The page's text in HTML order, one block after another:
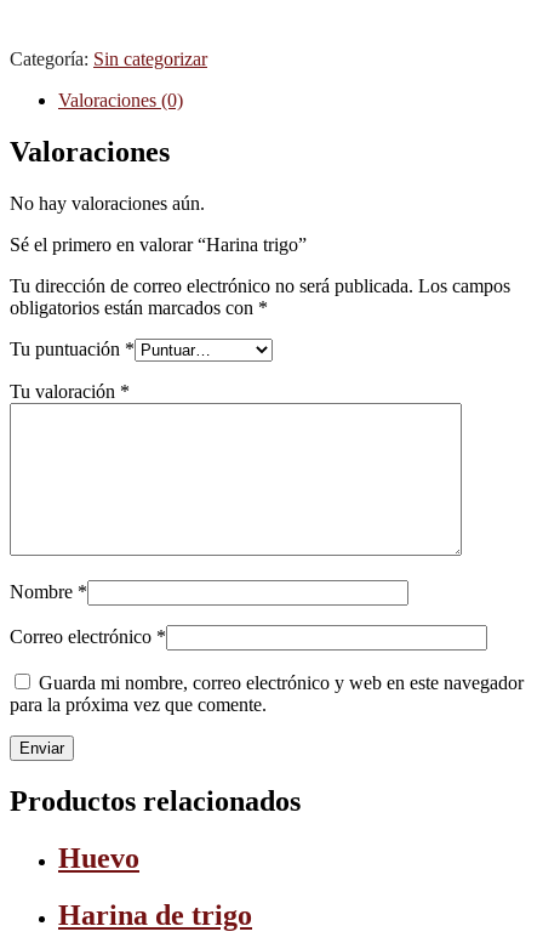
Categoría: Sin categorizar
Valoraciones (0)
Valoraciones
No hay valoraciones aún.
Sé el primero en valorar “Harina trigo”
Tu dirección de correo electrónico no será publicada. Los campos
obligatorios están marcados con *
Tu puntuación *
Tu valoración *
Nombre *
Correo electrónico *
Guarda mi nombre, correo electrónico y web en este navegador
para la próxima vez que comente.
Productos relacionados
Huevo
Harina de trigo